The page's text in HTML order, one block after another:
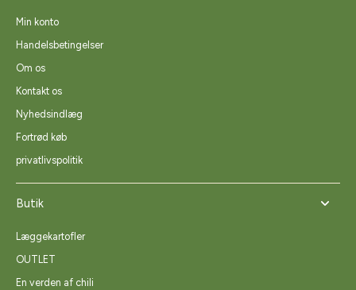
Min konto
Handelsbetingelser
Om os
Kontakt os
Nyhedsindlæg
Fortrød køb
privatlivspolitik
Butik
Læggekartofler
OUTLET
En verden af chili